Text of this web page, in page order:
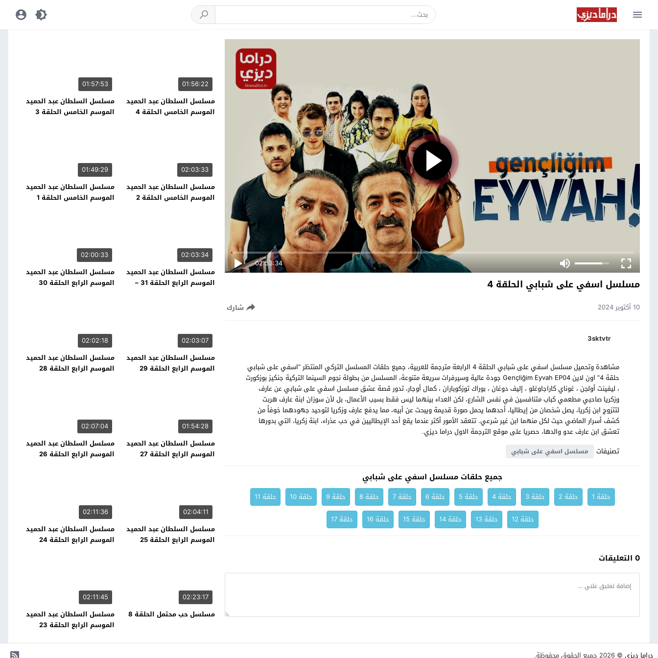
02:53:34
مسلسل اسفي على شبابي الحلقة 4
10 أكتوبر 2024 شارك
3sktvtr
مشاهدة وتحميل مسلسل اسفي على شبابي الحلقة 4 الرابعة مترجمة للعربية، جميع حلقات المسلسل التركي المنتظر “اسفي على شبابي
حلقة 4” اون لاين Gençliğim Eyvah EP04 جودة عالية وسيرفرات سريعة متنوعة، المسلسل من بطولة نجوم السينما التركية جنكيز بوزكورت
، ليفينت أولجن ، غوناي كاراجاوغلو ، إليف دوغان ، بوراك توزكوباران ، كمال أوجار، تدور قصة عشق مسلسل اسفي على شبابي عن عارف
وزكريا صاحبي مطعمي كباب متنافسين في نفس الشارع، لكن العداء بينهما ليس فقط بسبب الأعمال، بل لأن سوزان ابنة عارف هربت
لتتزوج ابن زكريا، يصل شخصان من إيطاليا، أحدهما يحمل صورة قديمة ويبحث عن أبيه، مما يدفع عارف وزكريا لتوحيد جهودهما خوفاً من
كشف أسرار الماضي حيث لكل منهما ابن غير شرعي. تتعقد الأمور أكثر عندما يقع أحد الإيطاليين في حب عذراء، ابنة زكريا، التي بدورها
تعشق ابن عارف عدو والدها، حصريا على موقع الترجمة الاول دراما ديزي.
تصنيفات
مسلسل اسفي على شبابي
جميع حلقات مسلسل اسفي على شبابي
حلقة 1 حلقة 2 حلقة 3 حلقة 4 حلقة 5 حلقة 6 حلقة 7 حلقة 8 حلقة 9 حلقة 10
حلقة 11
حلقة 12
حلقة 13 حلقة 14 حلقة 15 حلقة 16 حلقة 17
0 التعليقات
01:56:22
مسلسل السلطان عبد الحميد
الموسم الخامس الحلقة 4
01:57:53
مسلسل السلطان عبد الحميد
الموسم الخامس الحلقة 3
02:03:33
مسلسل السلطان عبد الحميد
الموسم الخامس الحلقة 2
01:49:29
مسلسل السلطان عبد الحميد
الموسم الخامس الحلقة 1
02:03:34
مسلسل السلطان عبد الحميد
الموسم الرابع الحلقة 31 –
02:00:33
مسلسل السلطان عبد الحميد
الموسم الرابع الحلقة 30
02:03:07
مسلسل السلطان عبد الحميد
الموسم الرابع الحلقة 29
02:02:18
مسلسل السلطان عبد الحميد
الموسم الرابع الحلقة 28
01:54:28
مسلسل السلطان عبد الحميد
الموسم الرابع الحلقة 27
02:07:04
مسلسل السلطان عبد الحميد
الموسم الرابع الحلقة 26
02:04:11
مسلسل السلطان عبد الحميد
الموسم الرابع الحلقة 25
02:11:36
مسلسل السلطان عبد الحميد
الموسم الرابع الحلقة 24
02:23:17
مسلسل حب محتمل الحلقة 8
02:11:45
مسلسل السلطان عبد الحميد
الموسم الرابع الحلقة 23
دراما ديزي © 2026 جميع الحقوق محفوظة.